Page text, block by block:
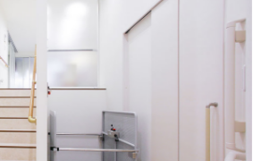
由
な
方
の
リ
フ
ォ
ー
ム
バ